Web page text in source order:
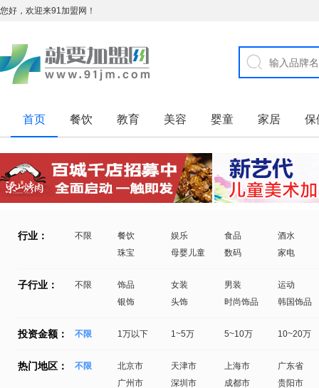
您好，欢迎来91加盟网！
首页 餐饮 教育 美容 婴童 家居 保
行业： 不限 餐饮 娱乐 食品
酒水
珠宝
母婴儿童 数码 家电
子行业： 不限 饰品 女装 男装
运动
银饰
头饰 时尚饰品 韩国饰品
投资金额： 不限 1万以下 1~5万 5~10万 10~20万
热门地区： 不限 北京市 天津市 上海市
广东省
广州市
深圳市 成都市 贵阳市